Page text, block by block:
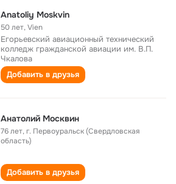
Anatoliy Moskvin
50 лет,Vien
Егорьевский авиационный технический
колледж гражданской авиации им. В.П.
Чкалова
Добавить в друзья
Анатолий Москвин
76 лет,г. Первоуральск (Свердловская
область)
Добавить в друзья